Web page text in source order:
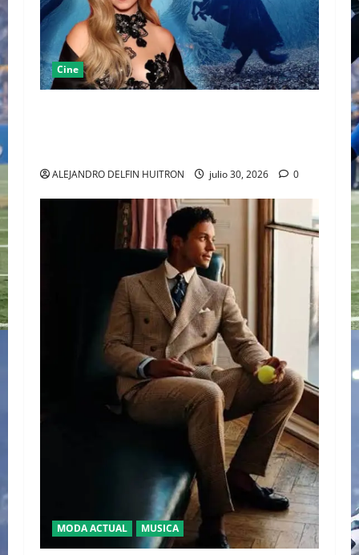
Cine
ALEJANDRO DELFIN HUITRON julio 30, 2026 0
MODA ACTUAL MUSICA